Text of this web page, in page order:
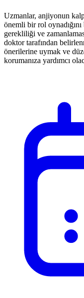
Uzmanlar, anjiyonun
önemli bir rol
gerekliliği ve
doktor tarafından
önerilerine uymak ve
korumanıza yardımcı